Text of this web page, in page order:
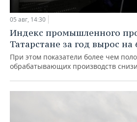
05 авг, 14:30
Индекс промышленного
Татарстане за год вырос на
При этом показатели более чем
обрабатывающих производств